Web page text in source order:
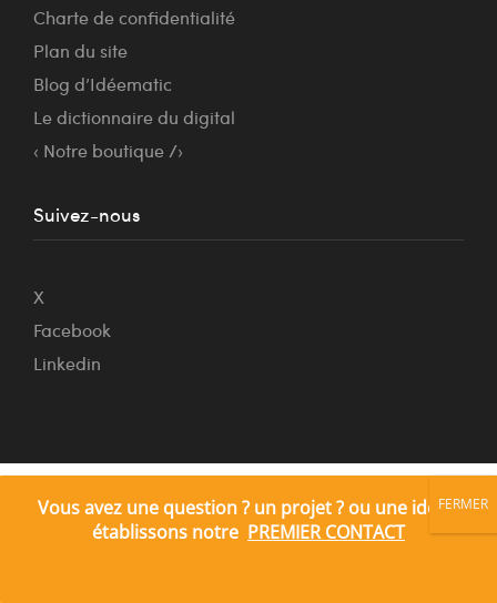
Charte de confidentialité
Plan du site
Blog d’Idéematic
Le dictionnaire du digital
‹ Notre boutique /›
Suivez-nous
X
Facebook
Linkedin
Restez informé
Vous avez une question ? un projet ? ou une idée ?
établissons notre PREMIER CONTACT
expérience sur notre site web. Si vous continuez à utiliser ce
site, nous supposerons que vous en êtes satisfait.